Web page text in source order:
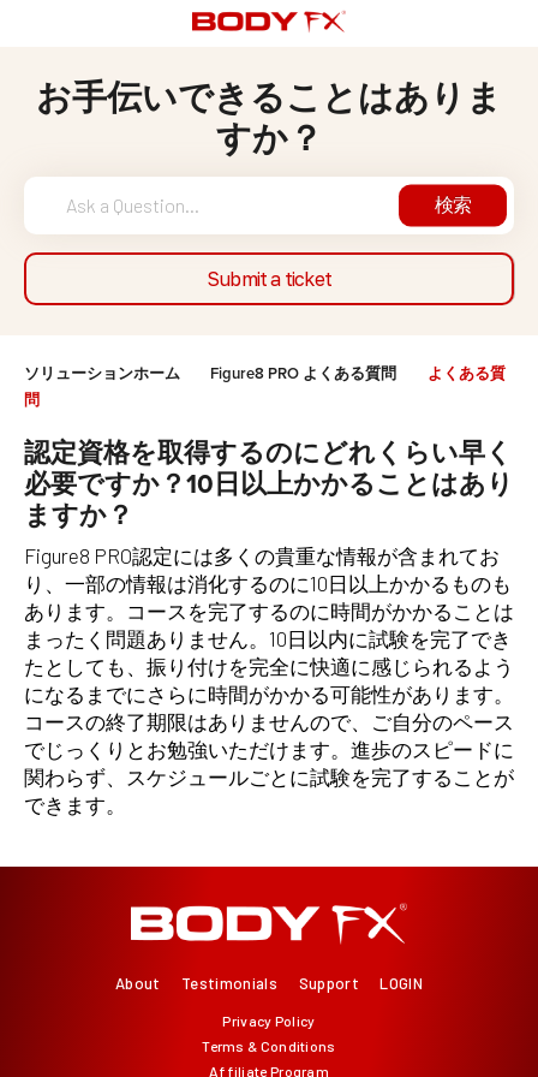
お手伝いできることはありま
すか？
検索
Submit a ticket
ソリューションホーム Figure8 PRO よくある質問
よくある質
問
認定資格を取得するのにどれくらい早く
必要ですか？10日以上かかることはあり
ますか？
Figure8 PRO認定には多くの貴重な情報が含まれてお
り、一部の情報は消化するのに10日以上かかるものも
あります。コースを完了するのに時間がかかることは
まったく問題ありません。10日以内に試験を完了でき
たとしても、振り付けを完全に快適に感じられるよう
になるまでにさらに時間がかかる可能性があります。
コースの終了期限はありませんので、ご自分のペース
でじっくりとお勉強いただけます。進歩のスピードに
関わらず、スケジュールごとに試験を完了することが
できます。
About Testimonials Support LOGIN
Privacy Policy
Terms & Conditions
Affiliate Program